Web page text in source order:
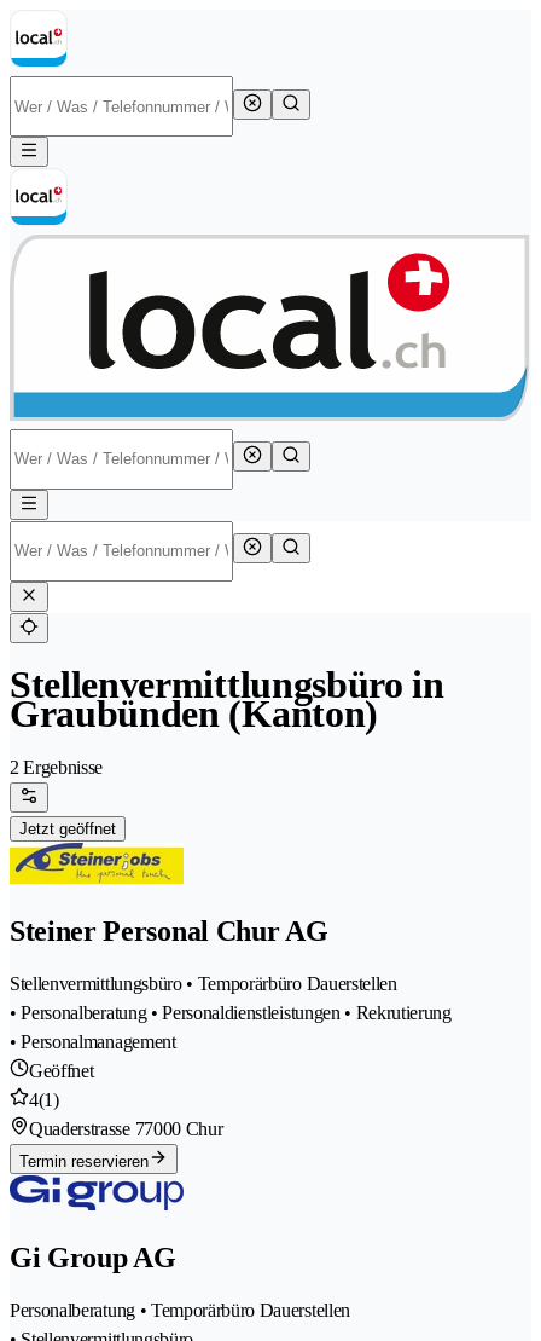
Stellenvermittlungsbüro in
Graubünden (Kanton)
2 Ergebnisse
Jetzt geöffnet
Steiner Personal Chur AG
Stellenvermittlungsbüro • Temporärbüro Dauerstellen
• Personalberatung • Personaldienstleistungen • Rekrutierung
• Personalmanagement
Geöffnet
4(1)
Quaderstrasse 77000 Chur
Termin reservieren
Gi Group AG
Personalberatung • Temporärbüro Dauerstellen